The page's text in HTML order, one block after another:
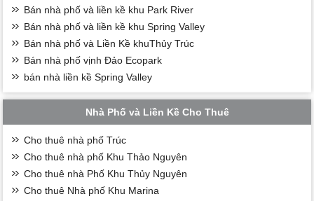
Bán nhà phố và liền kề khu Park River
Bán nhà phố và liền kề khu Spring Valley
Bán nhà phố và Liền Kề khuThủy Trúc
Bán nhà phố vịnh Đảo Ecopark
bán nhà liền kề Spring Valley
Nhà Phố và Liền Kề Cho Thuê
Cho thuê nhà phố Trúc
Cho thuê nhà phố Khu Thảo Nguyên
Cho thuê nhà Phố Khu Thủy Nguyên
Cho thuê Nhà phố Khu Marina